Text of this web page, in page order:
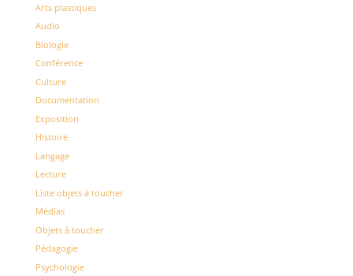
Arts plastiques
Audio
Biologie
Conférence
Culture
Documentation
Exposition
Histoire
Langage
Lecture
Liste objets à toucher
Médias
Objets à toucher
Pédagogie
Psychologie